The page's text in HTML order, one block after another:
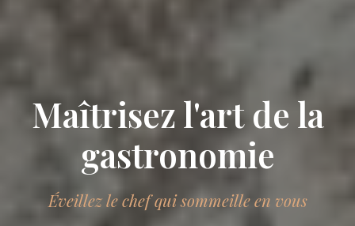
Maîtrisez l'art de la
gastronomie
Éveillez le chef qui sommeille en vous